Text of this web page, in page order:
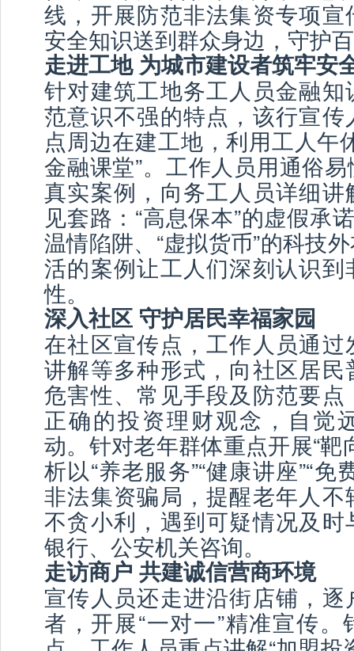
线，开展防范非法集资专项
安全知识送到群众身边，守护
走进工地 为城市建设者筑牢
针对建筑工地务工人员金融
范意识不强的特点，该行宣
点周边在建工地，利用工人午
金融课堂”。工作人员用通俗
真实案例，向务工人员详细
见套路：“高息保本”的虚假承
温情陷阱、“虚拟货币”的科技
活的案例让工人们深刻认识
性。
深入社区 守护居民幸福家园
在社区宣传点，工作人员通
讲解等多种形式，向社区居
危害性、常见手段及防范要
正确的投资理财观念，自觉
动。针对老年群体重点开展“靶
析以“养老服务”“健康讲座”“免
非法集资骗局，提醒老年人
不贪小利，遇到可疑情况及
银行、公安机关咨询。
走访商户 共建诚信营商环境
宣传人员还走进沿街店铺，
者，开展“一对一”精准宣传